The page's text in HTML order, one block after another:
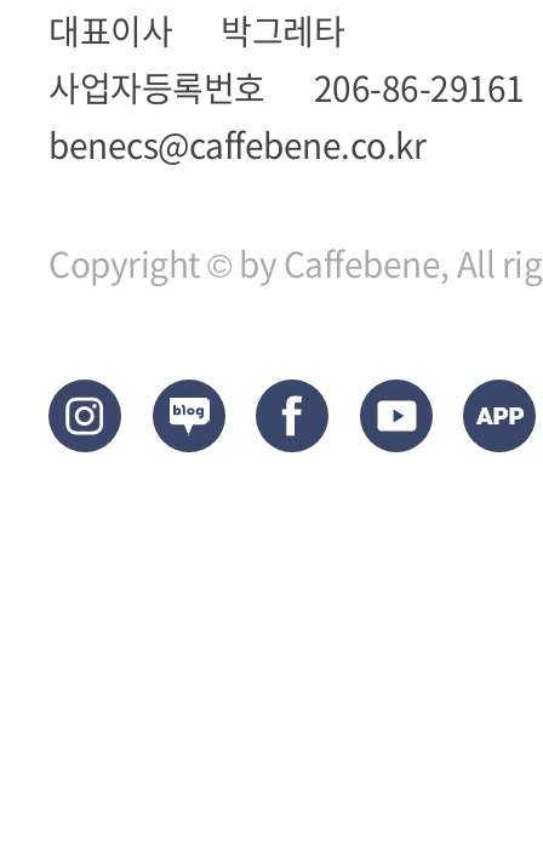
대표이사
박그레타
사업자등록번호
206-86-29161
benecs@caffebene.co.kr
Copyright © by Caffebene, All